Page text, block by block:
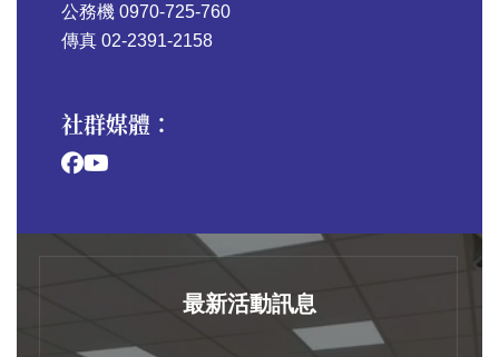
公務機 0970-725-760
傳真 02-2391-2158
社群媒體：
最新活動訊息